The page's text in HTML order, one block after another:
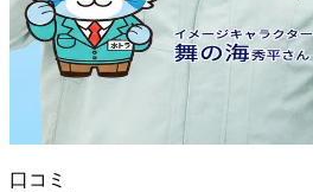
口コミ